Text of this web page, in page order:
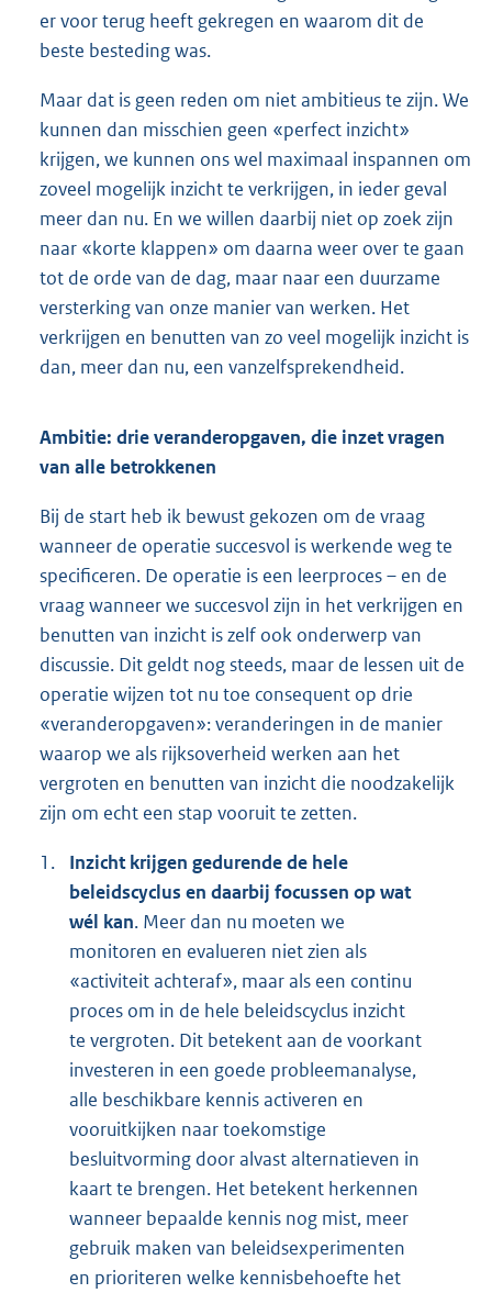
er voor terug heeft gekregen en waarom dit de
beste besteding was.
Maar dat is geen reden om niet ambitieus te zijn. We
kunnen dan misschien geen «perfect inzicht»
krijgen, we kunnen ons wel maximaal inspannen om
zoveel mogelijk inzicht te verkrijgen, in ieder geval
meer dan nu. En we willen daarbij niet op zoek zijn
naar «korte klappen» om daarna weer over te gaan
tot de orde van de dag, maar naar een duurzame
versterking van onze manier van werken. Het
verkrijgen en benutten van zo veel mogelijk inzicht is
dan, meer dan nu, een vanzelfsprekendheid.
Ambitie: drie veranderopgaven, die inzet vragen
van alle betrokkenen
Bij de start heb ik bewust gekozen om de vraag
wanneer de operatie succesvol is werkende weg te
specificeren. De operatie is een leerproces – en de
vraag wanneer we succesvol zijn in het verkrijgen en
benutten van inzicht is zelf ook onderwerp van
discussie. Dit geldt nog steeds, maar de lessen uit de
operatie wijzen tot nu toe consequent op drie
«veranderopgaven»: veranderingen in de manier
waarop we als rijksoverheid werken aan het
vergroten en benutten van inzicht die noodzakelijk
zijn om echt een stap vooruit te zetten.
1.
Inzicht krijgen gedurende de hele
beleidscyclus en daarbij focussen op wat
wél kan. Meer dan nu moeten we
monitoren en evalueren niet zien als
«activiteit achteraf», maar als een continu
proces om in de hele beleidscyclus inzicht
te vergroten. Dit betekent aan de voorkant
investeren in een goede probleemanalyse,
alle beschikbare kennis activeren en
vooruitkijken naar toekomstige
besluitvorming door alvast alternatieven in
kaart te brengen. Het betekent herkennen
wanneer bepaalde kennis nog mist, meer
gebruik maken van beleidsexperimenten
en prioriteren welke kennisbehoefte het